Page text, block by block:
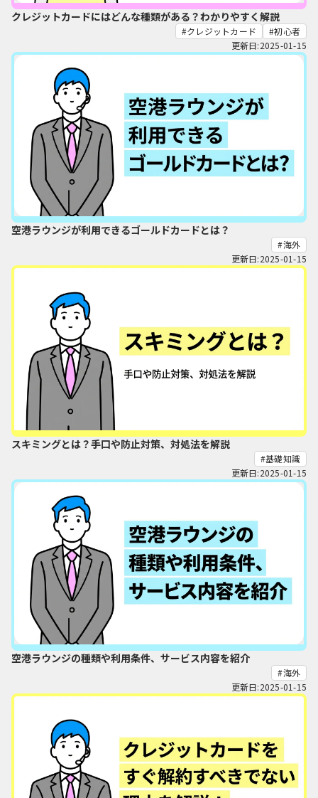
クレジットカードにはどんな種類がある？わかりやすく解説
クレジットカード
初心者
更新日:2025-01-15
空港ラウンジが利用できるゴールドカードとは？
海外
更新日:2025-01-15
スキミングとは？手口や防止対策、対処法を解説
基礎知識
更新日:2025-01-15
空港ラウンジの種類や利用条件、サービス内容を紹介
海外
更新日:2025-01-15